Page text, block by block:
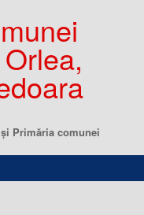
Primăria comunei